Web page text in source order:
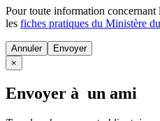
Pour toute information concernant
les fiches pratiques du Ministère
Annuler
×
Envoyer à un ami